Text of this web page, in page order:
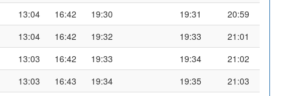
13:04 16:42 19:30 19:31
20:59
13:04 16:42 19:32 19:33
21:01
13:03 16:42 19:33 19:34
21:02
13:03 16:43 19:34 19:35
21:03